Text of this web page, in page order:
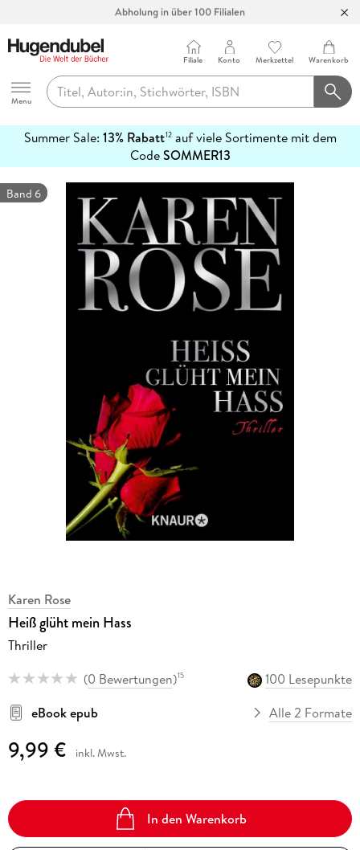
Abholung in über 100 Filialen
Hugendubel
Menu
Filiale Konto Merkzettel Warenkorb
Summer Sale: 13% Rabatt12auf viele Sortimente mit dem
CodeSOMMER13
erfahren
Band 6
Karen Rose
Heiß glüht mein Hass
Thriller
(0 Bewertungen)15
100 Lesepunkte
eBook epub
Alle 2 Formate
9,99 € inkl. Mwst.
In den Warenkorb